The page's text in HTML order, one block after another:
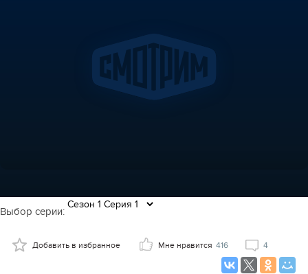
Выбор серии:
Добавить в избранное Мне нравится 416 4